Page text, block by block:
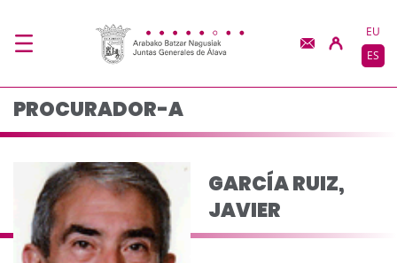
GARCÍA RUIZ, JAVIER
EU
ES
PROCURADOR-A
GARCÍA RUIZ,
JAVIER